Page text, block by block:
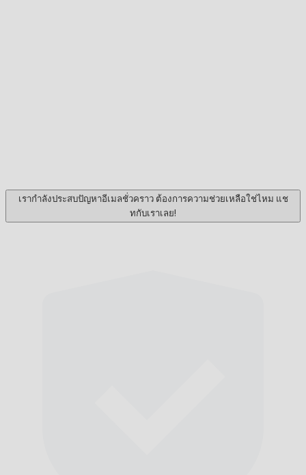
เรากำลังประสบปัญหาอีเมลชั่วคราว ต้องการความช่วยเหลือใช่ไหม แช
ทกับเราเลย!